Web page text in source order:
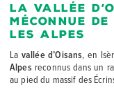
La vallée
méconnue
les Alpes
La vallée d’Oisans, en
Alpes reconnus dans un
au pied du massif des